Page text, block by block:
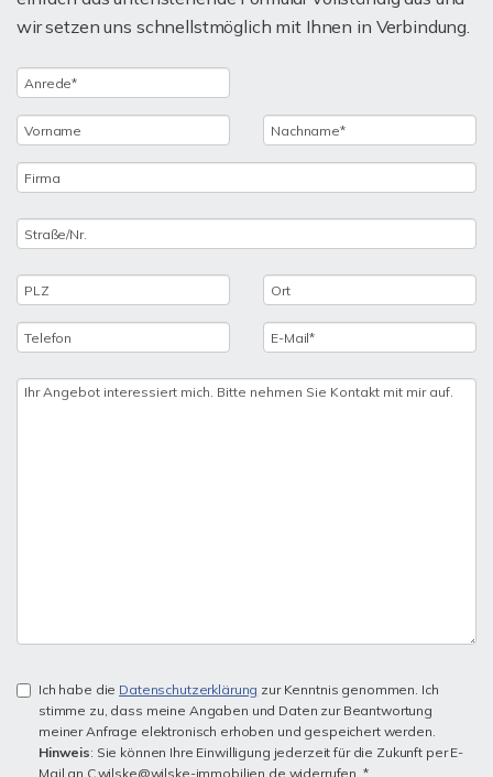
wir setzen uns schnellstmöglich mit Ihnen in Verbindung.
Ich habe die Datenschutzerklärung zur Kenntnis genommen. Ich
stimme zu, dass meine Angaben und Daten zur Beantwortung
meiner Anfrage elektronisch erhoben und gespeichert werden.
Hinweis: Sie können Ihre Einwilligung jederzeit für die Zukunft per E-
Mail an C.wilske@wilske-immobilien.de widerrufen. *